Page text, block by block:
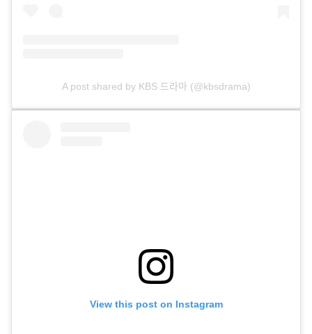
A post shared by KBS 드라마 (@kbsdrama)
View this post on Instagram